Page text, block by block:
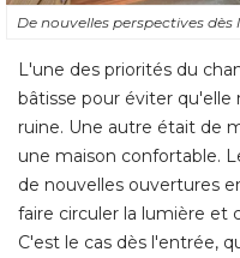
De nouvelles perspectives dès
L'une des priorités du
bâtisse pour éviter
ruine. Une autre était de
une maison confortable.
de nouvelles ouvertures
faire circuler la lumière et
C'est le cas dès l'entrée,